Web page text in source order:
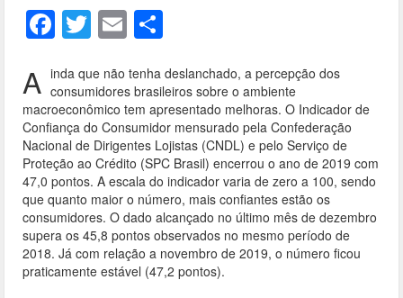
F
ac
e
b
o
o
k
T
w
itt
er
E
m
ai
l
ar
e
A inda que não tenha deslanchado, a percepção dos
consumidores brasileiros sobre o ambiente
macroeconômico tem apresentado melhoras. O Indicador de
Confiança do Consumidor mensurado pela Confederação
Nacional de Dirigentes Lojistas (CNDL) e pelo Serviço de
Proteção ao Crédito (SPC Brasil) encerrou o ano de 2019 com
47,0 pontos. A escala do indicador varia de zero a 100, sendo
que quanto maior o número, mais confiantes estão os
consumidores. O dado alcançado no último mês de dezembro
supera os 45,8 pontos observados no mesmo período de
2018. Já com relação a novembro de 2019, o número ficou
praticamente estável (47,2 pontos).